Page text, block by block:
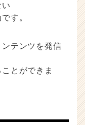
す。
テンツを発信
とができま